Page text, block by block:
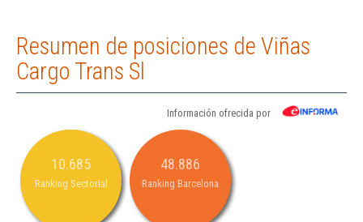
Resumen de posiciones de Viñas
Cargo Trans Sl
Información ofrecida por
10.685
Ranking Sectorial
48.886
Ranking Barcelona